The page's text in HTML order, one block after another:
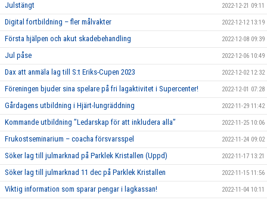
Julstängt 2022-12-21 09:11
Digital fortbildning – fler målvakter 2022-12-12 13:19
Första hjälpen och akut skadebehandling 2022-12-08 09:39
Jul påse 2022-12-06 10:49
Dax att anmäla lag till S:t Eriks-Cupen 2023 2022-12-02 12:32
Föreningen bjuder sina spelare på fri lagaktivitet i Supercenter! 2022-12-01 07:28
Gårdagens utbildning i Hjärt-lungräddning 2022-11-29 11:42
Kommande utbildning ”Ledarskap för att inkludera alla” 2022-11-25 10:06
Frukostseminarium – coacha försvarsspel 2022-11-24 09:02
Söker lag till julmarknad på Parklek Kristallen (Uppd) 2022-11-17 13:21
Söker lag till julmarknad 11 dec på Parklek Kristallen 2022-11-15 11:56
Viktig information som sparar pengar i lagkassan! 2022-11-04 10:11